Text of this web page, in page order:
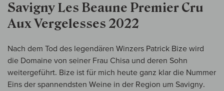
Savigny Les Beaune Premier Cru
Aux Vergelesses 2022
Nach dem Tod des legendären Winzers Patrick Bize wird
die Domaine von seiner Frau Chisa und deren Sohn
weitergeführt. Bize ist für mich heute ganz klar die Nummer
Eins der spannendsten Weine in der Region um Savigny.